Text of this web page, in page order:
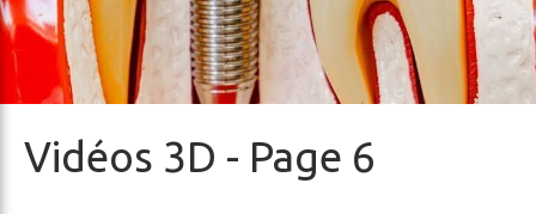
Vidéos 3D - Page 6